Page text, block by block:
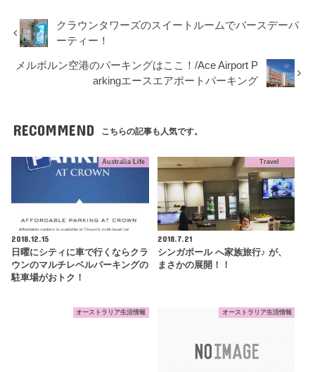
クラウンタワーズのスイートルームでバースデーパ
ーティー！
メルボルン空港のパーキングはここ！/Ace Airport P
arkingエースエアポートパーキング
RECOMMEND こちらの記事も人気です。
Australia Life
2018.12.15
日曜にシティに車で行くならクラ
ウンのマルチレベルパーキングの
駐車場がおトク！
Travel
2018.7.21
シンガポール へ家族旅行♪ が、
まさかの展開！！
オーストラリア生活情報 オーストラリア生活情報